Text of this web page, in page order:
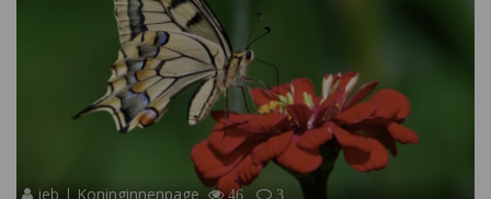
jeb | Koninginnenpage 46 3